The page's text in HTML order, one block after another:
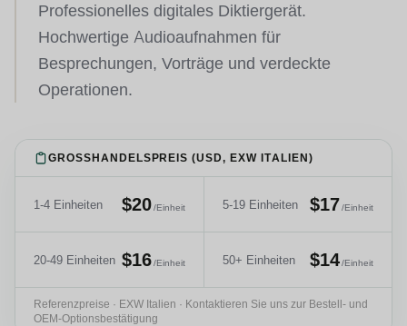
Professionelles digitales Diktiergerät.
Hochwertige Audioaufnahmen für
Besprechungen, Vorträge und verdeckte
Operationen.
GROSSHANDELSPREIS (USD, EXW ITALIEN)
1-4 Einheiten $20/Einheit 5-19 Einheiten $17/Einheit
20-49 Einheiten $16/Einheit 50+ Einheiten $14/Einheit
Referenzpreise · EXW Italien · Kontaktieren Sie uns zur Bestell- und
OEM-Optionsbestätigung